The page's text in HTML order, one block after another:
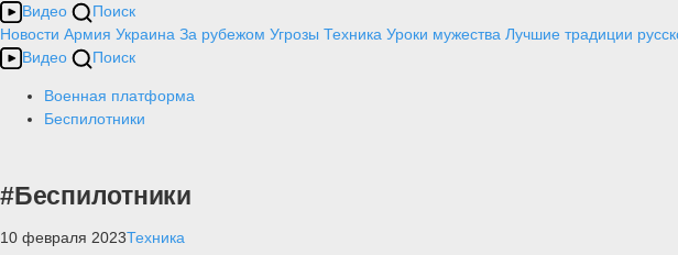
Видео
Поиск
Новости Армия Украина За рубежом Угрозы Техника Уроки мужества Лучшие традиции
Видео
Поиск
Военная платформа
Беспилотники
#Беспилотники
10 февраля 2023Техника